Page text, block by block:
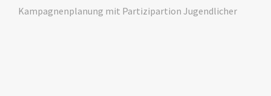
Kampagnenplanung mit Partizipartion Jugendlicher